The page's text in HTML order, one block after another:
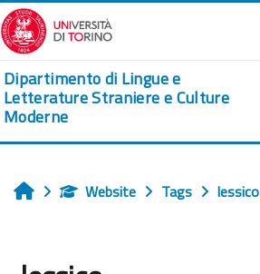
Zum Hauptinhalt
Dipartimento di Lingue e
Letterature Straniere e Culture
Moderne
Startseite
Website Tags lessico